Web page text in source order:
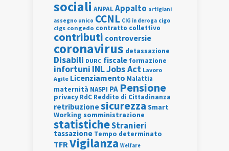
sociali ANPALAppalto artigiani
assegno unico CCNL CIG in deroga cigo
cigs congedo contratto collettivo
contributi controversie
coronavirus detassazione
Disabili DURC fiscale formazione
infortuni INLJobs Act Lavoro
Agile Licenziamento Malattia
maternità NASPI PA Pensione
privacy RdC Reddito di Cittadinanza
retribuzionesicurezza Smart
Working somministrazione
statisticheStranieri
tassazione Tempo determinato
TFR Vigilanza Welfare